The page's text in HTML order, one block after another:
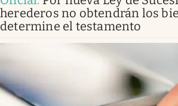
herederos no obtendrán los
determine el testamento